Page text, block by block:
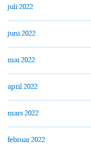
juli 2022
juni 2022
mai 2022
april 2022
mars 2022
februar 2022